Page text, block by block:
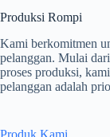
Produksi Rompi
Kami berkomitmen
pelanggan. Mulai
proses produksi,
pelanggan adalah
Produk Kami